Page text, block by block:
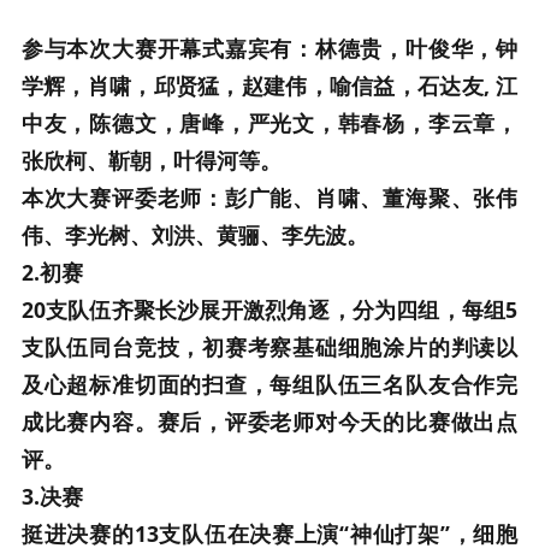
参与本次大赛开幕式嘉宾有：林德贵，叶俊华，钟
学辉，肖啸，邱贤猛，赵建伟，喻信益，石达友, 江
中友，陈德文，唐峰，严光文，韩春杨，李云章，
张欣柯、靳朝，叶得河等。
本次大赛评委老师：彭广能、肖啸、董海聚、张伟
伟、李光树、刘洪、黄骊、李先波。
2.初赛
20支队伍齐聚长沙展开激烈角逐，分为四组，每组5
支队伍同台竞技，初赛考察基础细胞涂片的判读以
及心超标准切面的扫查，每组队伍三名队友合作完
成比赛内容。赛后，评委老师对今天的比赛做出点
评。
3.决赛
挺进决赛的13支队伍在决赛上演“神仙打架”，细胞